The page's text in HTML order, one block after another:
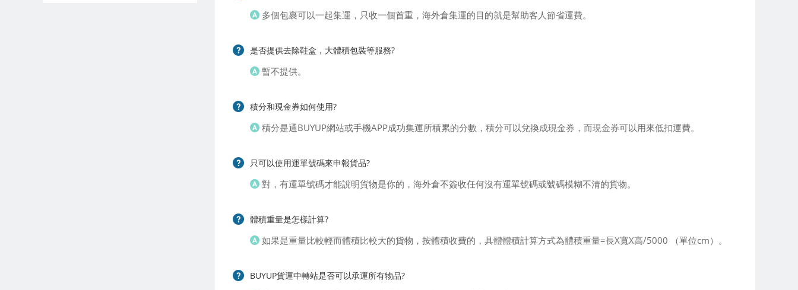
多個包裹可以一起集運，只收一個首重，海外倉集運的目的就是幫助客人節省運費。
是否提供去除鞋盒，大體積包裝等服務?
暫不提供。
積分和現金券如何使用?
積分是通BUYUP網站或手機APP成功集運所積累的分數，積分可以兌換成現金券，而現金券可以用來低扣運費。
只可以使用運單號碼來申報貨品?
對，有運單號碼才能說明貨物是你的，海外倉不簽收任何沒有運單號碼或號碼模糊不清的貨物。
體積重量是怎樣計算?
如果是重量比較輕而體積比較大的貨物，按體積收費的，具體體積計算方式為體積重量=長X寬X高/5000 （單位cm）。
BUYUP貨運中轉站是否可以承運所有物品?